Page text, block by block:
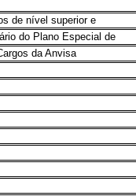
de nível superior e
do Plano Especial de
da Anvisa